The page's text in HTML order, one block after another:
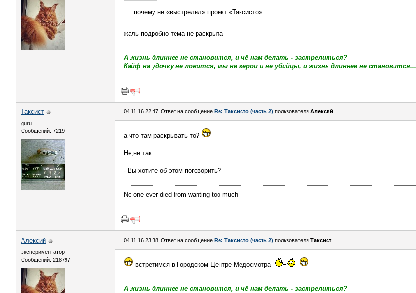
почему не «выстрелил» проект «Таксисто»
жаль подробно тема не раскрыта
А жизнь длиннее не становится, и чё нам делать - застрелиться?
Кайф на удочку не ловится, мы не герои и не убийцы, и жизнь длиннее не становится...
Таксист
guru
Сообщений: 7219
04.11.16 22:47 Ответ на сообщение Re: Таксисто (часть 2) пользователя Алексий
а что там раскрывать то?
Не,не так..
- Вы хотите об этом поговорить?
No one ever died from wanting too much
Алексий
экспериментатор
Сообщений: 218797
04.11.16 23:38 Ответ на сообщение Re: Таксисто (часть 2) пользователя Таксист
встретимся в Городском Центре Медосмотра
А жизнь длиннее не становится, и чё нам делать - застрелиться?